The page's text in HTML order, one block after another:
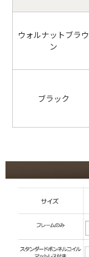
ウォルナットブラウ
ン
ブラック